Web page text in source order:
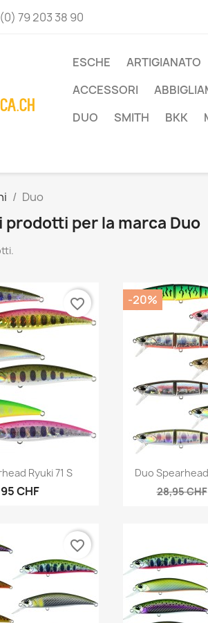
79 203 38 90
ESCHE ARTIGIANATO
ACCESSORI
DUO
SMITH BKK
Duo
prodotti per la marca Duo
Ryuki 71 S
CHF
favorite_border

Duo
28,95 CHF
-20%
favorite_border